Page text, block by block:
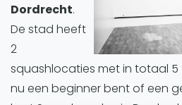
Laatste
SBN Eredivisie
Agenda
Dordrecht.
De stad heeft
2
squashlocaties met in totaal 5
nu een beginner bent of een